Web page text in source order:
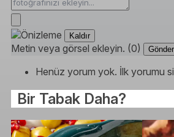
Kaldır
Metin veya görsel ekleyin. (0) Gönder
Henüz yorum yok. İlk yorumu
Bir Tabak Daha?